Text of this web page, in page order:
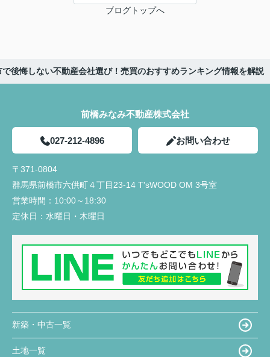
ブログトップへ
で後悔しない不動産会社選び！売買のおすすめランキング情報を解説
前橋みなみ不動産株式会社
027-212-4896 お問い合わせ
〒371-0804
群馬県前橋市六供町４丁目23‐14 T'sWOOD OM 3号室
営業時間： 10:00～18:30
定休日： 水曜日・木曜日
新築・中古一覧
土地一覧